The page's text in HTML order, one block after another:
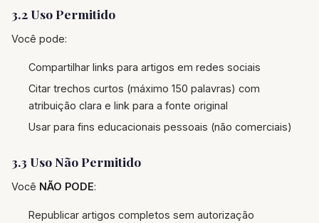
3.2 Uso Permitido
Você pode:
Compartilhar links para artigos em redes sociais
Citar trechos curtos (máximo 150 palavras) com
atribuição clara e link para a fonte original
Usar para fins educacionais pessoais (não comerciais)
3.3 Uso Não Permitido
Você NÃO PODE:
Republicar artigos completos sem autorização